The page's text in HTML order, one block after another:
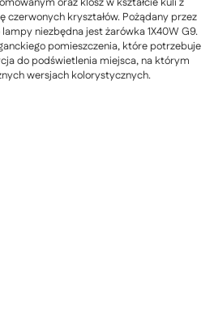
kryształów. Pożądany przez
niezbędna jest żarówka 1X40W G9.
pomieszczenia, które potrzebuje
do podświetlenia miejsca, na którym
wersjach kolorystycznych.